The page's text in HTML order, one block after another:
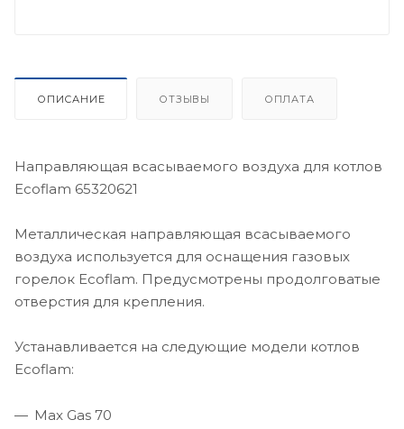
ОПИСАНИЕ ОТЗЫВЫ ОПЛАТА
Направляющая всасываемого воздуха для котлов
Ecoflam 65320621
Металлическая направляющая всасываемого
воздуха используется для оснащения газовых
горелок Ecoflam. Предусмотрены продолговатые
отверстия для крепления.
Устанавливается на следующие модели котлов
Ecoflam:
Max Gas 70